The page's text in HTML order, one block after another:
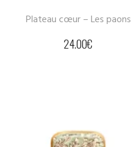
Plateau cœur – Les paons
24.00€